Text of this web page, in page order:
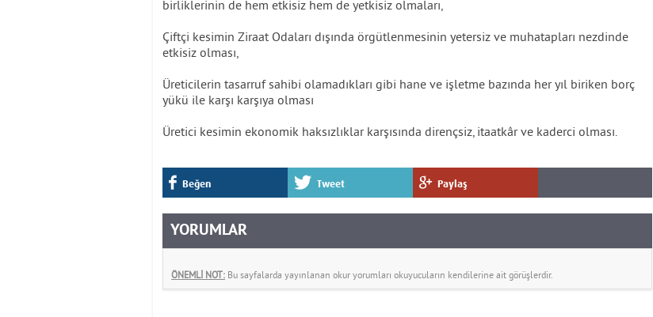
birliklerinin de hem etkisiz hem de yetkisiz olmaları,
Çiftçi kesimin Ziraat Odaları dışında örgütlenmesinin yetersiz ve muhatapları nezdinde
etkisiz olması,
Üreticilerin tasarruf sahibi olamadıkları gibi hane ve işletme bazında her yıl biriken borç
yükü ile karşı karşıya olması
Üretici kesimin ekonomik haksızlıklar karşısında dirençsiz, itaatkâr ve kaderci olması.
Beğen Tweet Paylaş
YORUMLAR
ÖNEMLİ NOT: Bu sayfalarda yayınlanan okur yorumları okuyucuların kendilerine ait görüşlerdir.